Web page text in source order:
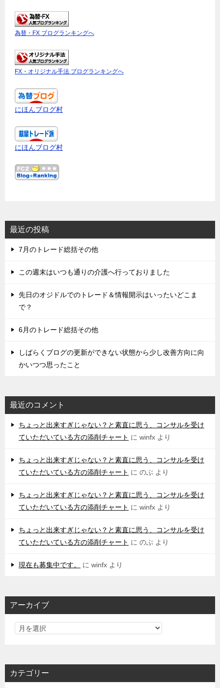
為替・FX ブログランキングへ
FX・オリジナル手法 ブログランキングへ
にほんブログ村
にほんブログ村
最近の投稿
7月のトレード総括その他
この週末はいつも通りの介護へ行っておりました
先日のオジドルでのトレード＆情報開示はいったいどこま
で？
6月のトレード総括その他
しばらくブログの更新ができない状態から少し改善方向に向
かいつつ思ったこと
最近のコメント
ちょっと出来すぎじゃない？と素直に思う、コンサルを受け
ていただいている方の添削チャート に winfx より
ちょっと出来すぎじゃない？と素直に思う、コンサルを受け
ていただいている方の添削チャート に のぶ より
ちょっと出来すぎじゃない？と素直に思う、コンサルを受け
ていただいている方の添削チャート に winfx より
ちょっと出来すぎじゃない？と素直に思う、コンサルを受け
ていただいている方の添削チャート に のぶ より
現在も募集中です。 に winfx より
アーカイブ
カテゴリー